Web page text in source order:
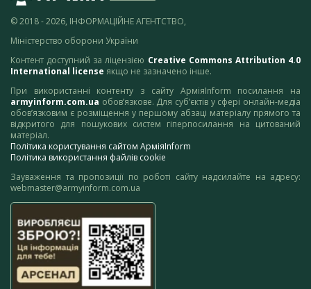
© 2018 - 2026, ІНФОРМАЦІЙНЕ АГЕНТСТВО,
Міністерство оборони України
Контент доступний за ліцензією Creative Commons Attribution 4.0
International license якщо не зазначено інше.
При використанні контенту з сайту АрміяInform посилання на
armyinform.com.ua обов’язкове. Для суб’єктів у сфері онлайн-медіа
обов’язковим є розміщення у першому абзаці матеріалу прямого та
відкритого для пошукових систем гіперпосилання на цитований
матеріал.
Політика користування сайтом АрміяInform
Політика використання файлів cookie
Зауваження та пропозиції по роботі сайту надсилайте на адресу:
webmaster@armyinform.com.ua